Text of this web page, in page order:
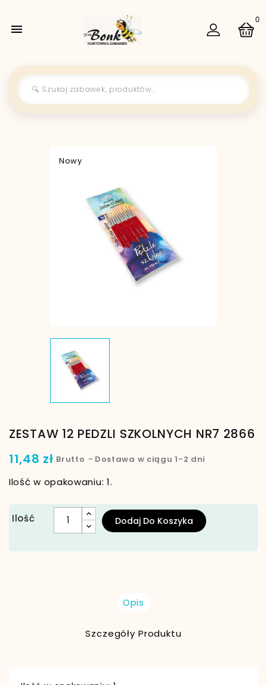

0
Nowy
ZESTAW 12 PEDZLI SZKOLNYCH NR7 2866
11,48 zł Brutto Dostawa w ciągu 1-2 dni
Ilość w opakowaniu: 1.
Ilość Dodaj Do Koszyka
Opis
Szczegóły Produktu